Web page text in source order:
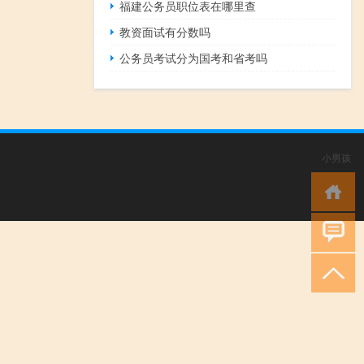
福建公务员职位表在哪里查
教资面试有分数吗
公务员考试分为国考和省考吗
小男孩